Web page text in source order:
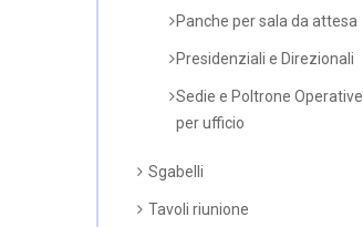
Panche per sala da attesa
Presidenziali e Direzionali
Sedie e Poltrone Operative
per ufficio
Sgabelli
Tavoli riunione